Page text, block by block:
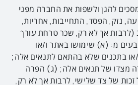
להגן ולשפות את החברה מפני
נזק, הפסד, התחייבות, אחריות,
(לרבות אך לא רק, שכר טרחת עורך
מ: (א) שימושו באתר ו/או
או בתכנים שלא בהתאם לתנאים אלה;
מצדו של תנאים אלה; (ג) הפרה
זכות של צד שלישי, לרבות אך לא רק,